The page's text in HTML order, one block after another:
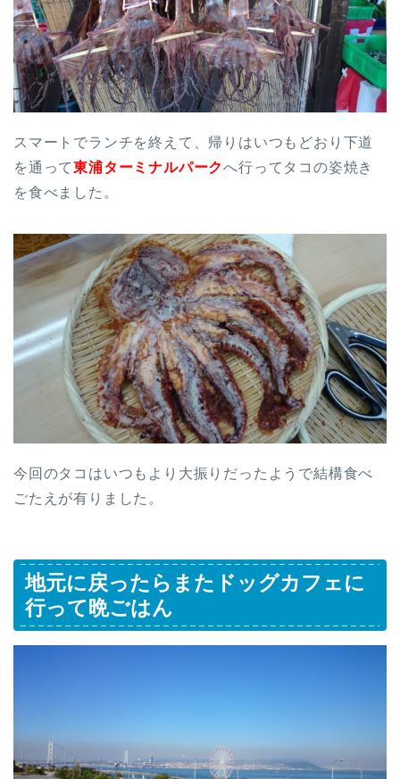
スマートでランチを終えて、帰りはいつもどおり下道
を通って東浦ターミナルパークへ行ってタコの姿焼き
を食べました。
今回のタコはいつもより大振りだったようで結構食べ
ごたえが有りました。
地元に戻ったらまたドッグカフェに
行って晩ごはん